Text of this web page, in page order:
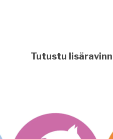
Tutustu